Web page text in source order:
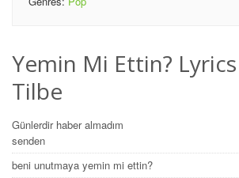
Yemin Mi Ettin? Lyrics
Tilbe
Günlerdir haber almadım
senden
beni unutmaya yemin mi ettin?